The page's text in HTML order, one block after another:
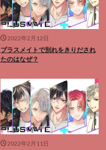
2022年2月12日
プラスメイトで別れをきりだされ
たのはなぜ？
2022年2月11日